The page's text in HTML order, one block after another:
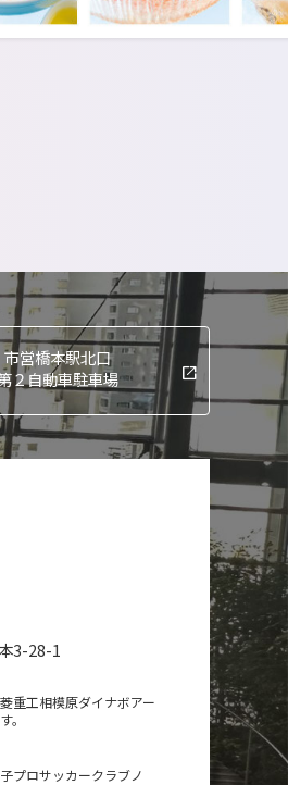
市営橋本駅北口
２自動車駐車場
3-28-1
重工相模原ダイナボアー
。
プロサッカークラブノ